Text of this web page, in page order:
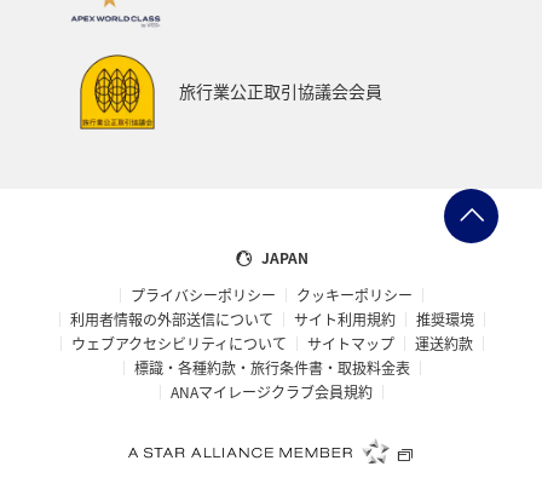
北陸地方 南伊豆
四国地方
自然・植物
仙台
知床 釧路 熊本県
オーストラリア 神戸 カナダ 旅アト
旅行業公正取引協議会会員
JAPAN
プライバシーポリシー
クッキーポリシー
利用者情報の外部送信について
サイト利用規約
推奨環境
ウェブアクセシビリティについて
サイトマップ
運送約款
標識・各種約款・旅行条件書・取扱料金表
ANAマイレージクラブ会員規約